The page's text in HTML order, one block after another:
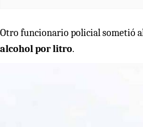
Otro funcionario policial sometió
alcohol por litro.